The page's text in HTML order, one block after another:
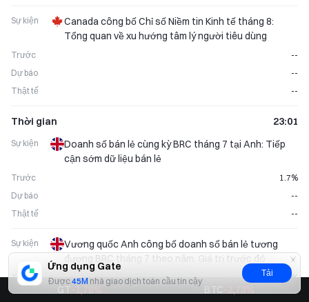
Ứng dụng Gate
Được45M nhà giao dịch toàn cầu tin cậy
Tải
Sự kiện
Canada công bố Chỉ số Niềm tin Kinh tế tháng 8:
Tổng quan về xu hướng tâm lý người tiêu dùng
Trước
--
Dự báo
--
Thật tế
--
Thời gian 23:01
Sự kiện
Doanh số bán lẻ cùng kỳ BRC tháng 7 tại Anh: Tiếp
cận sớm dữ liệu bán lẻ
Trước
1.7%
Dự báo
--
Thật tế
--
Sự kiện
Vương quốc Anh công bố doanh số bán lẻ tương
đương BRC tháng 7 theo năm: Giá trị trước đó
1,70%
Trước
1.70%
Dự báo
--
GT-1,78 % BTC-2,73 %